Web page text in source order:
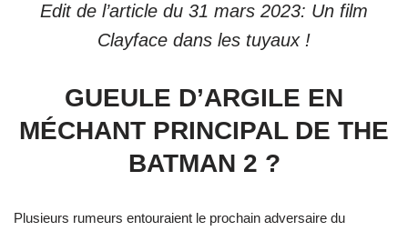
Edit de l’article du 31 mars 2023: Un film
Clayface dans les tuyaux !
GUEULE D’ARGILE EN
MÉCHANT PRINCIPAL DE THE
BATMAN 2 ?
Plusieurs rumeurs entouraient le prochain adversaire du